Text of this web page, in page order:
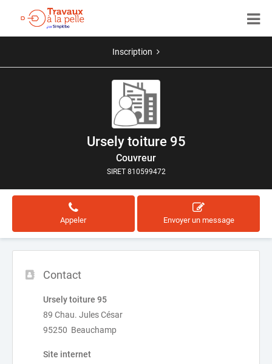
Inscription
Ursely toiture 95
Couvreur
SIRET 810599472
Appeler Envoyer un message
Contact
Ursely toiture 95
89 Chau. Jules César
95250 Beauchamp
Site internet